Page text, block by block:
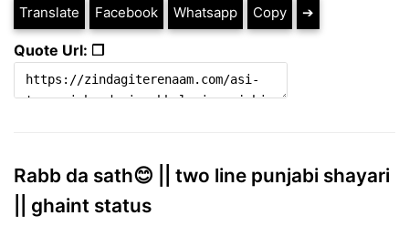
Translate Facebook Whatsapp Copy ➔
Quote Url: ❐
Rabb da sath😊 || two line punjabi shayari
|| ghaint status